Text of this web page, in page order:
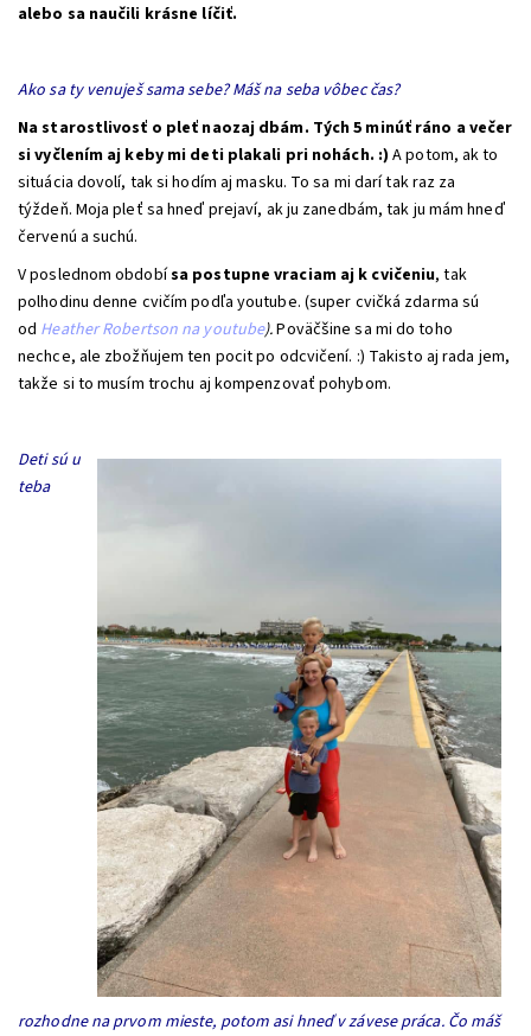
alebo sa naučili krásne líčiť.
Ako sa ty venuješ sama sebe? Máš na seba vôbec čas?
Na starostlivosť o pleť naozaj dbám. Tých 5 minúť ráno a večer
si vyčlením aj keby mi deti plakali pri nohách. :) A potom, ak to
situácia dovolí, tak si hodím aj masku. To sa mi darí tak raz za
týždeň. Moja pleť sa hneď prejaví, ak ju zanedbám, tak ju mám hneď
červenú a suchú.
V poslednom obdobísa postupne vraciam aj k cvičeniu, tak
polhodinu denne cvičím podľa youtube. (super cvičká zdarma sú
od Heather Robertson na youtube).Poväčšine sa mi do toho
nechce, ale zbožňujem ten pocit po odcvičení. :) Takisto aj rada jem,
takže si to musím trochu aj kompenzovať pohybom.
Deti sú u
teba
rozhodne na prvom mieste, potom asi hneď v závese práca. Čo máš